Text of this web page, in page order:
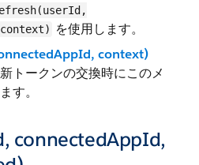
を使用します。
context)
トークンの交換時にこのメ
す。
connectedAppId,